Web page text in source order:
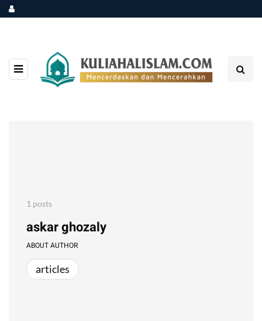
1 posts
askar ghozaly
ABOUT AUTHOR
articles